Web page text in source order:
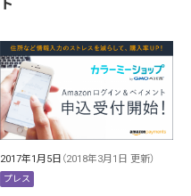
ト
2017年1月5日 （2018年3月1日 更新）
プレス